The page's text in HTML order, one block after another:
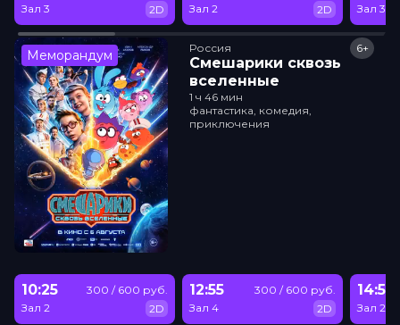
Зал 3
2D
Зал 2
2D
Зал 3
Меморандум Россия
Смешарики сквозь
вселенные
6+
1 ч 46 мин
фантастика, комедия,
приключения
10:25
Зал 2
300 / 600 руб.
2D
12:55
Зал 4
300 / 600 руб.
2D
14:50
Зал 2